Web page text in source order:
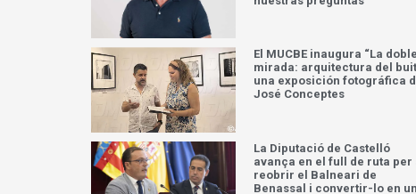
El MUCBE inaugura “La doble
mirada: arquitectura del
una exposición fotográfica
José Conceptes
La Diputació de Castelló
avança en el full de ruta per
reobrir el Balneari de
Benassal i convertir-lo en un